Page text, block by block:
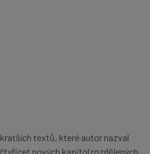
textů, které autor nazval
nových kapitol rozdělených